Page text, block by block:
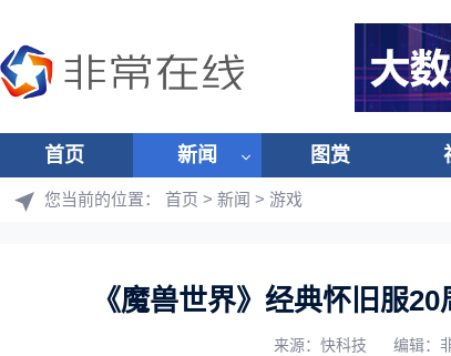
首页 新闻 图赏
您当前的位置： 首页 > 新闻 > 游戏
《魔兽世界》经典怀旧服
来源：快科技 编辑：